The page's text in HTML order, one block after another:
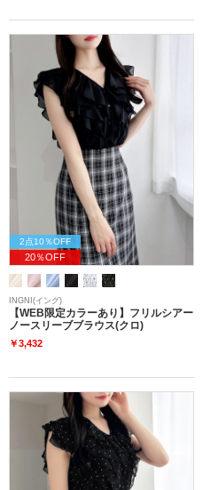
2点10％OFF
20％OFF
INGNI(イング)
【WEB限定カラーあり】フリルシアー
ノースリーブブラウス(クロ)
￥3,432